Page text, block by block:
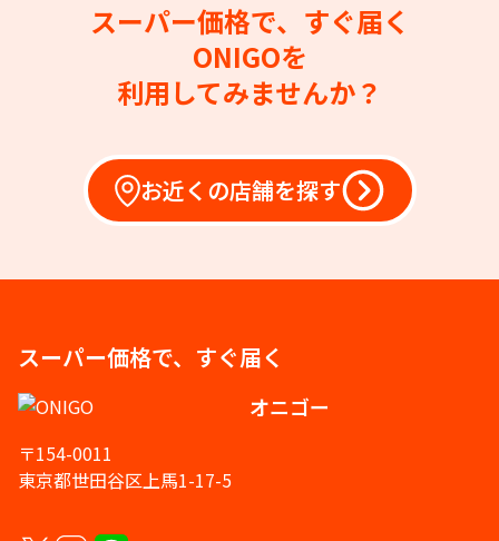
スーパー価格で、すぐ届く
ONIGOを
利用してみませんか？
お近くの店舗を探す
スーパー価格で、すぐ届く
オニゴー
〒154-0011
東京都世田谷区上馬1-17-5